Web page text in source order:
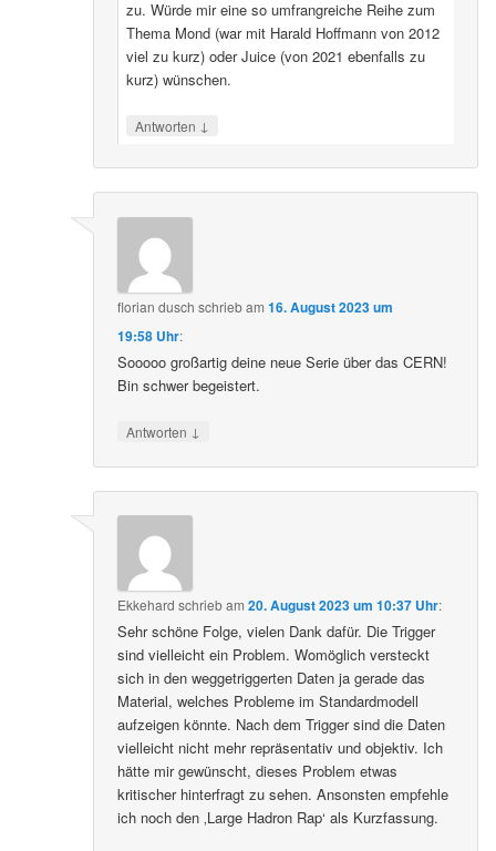
zu. Würde mir eine so umfrangreiche Reihe zum
Thema Mond (war mit Harald Hoffmann von 2012
viel zu kurz) oder Juice (von 2021 ebenfalls zu
kurz) wünschen.
Antworten ↓
florian dusch schriebam16. August 2023 um
19:58 Uhr:
Sooooo großartig deine neue Serie über das CERN!
Bin schwer begeistert.
Antworten ↓
Ekkehard schriebam20. August 2023 um 10:37 Uhr:
Sehr schöne Folge, vielen Dank dafür. Die Trigger
sind vielleicht ein Problem. Womöglich versteckt
sich in den weggetriggerten Daten ja gerade das
Material, welches Probleme im Standardmodell
aufzeigen könnte. Nach dem Trigger sind die Daten
vielleicht nicht mehr repräsentativ und objektiv. Ich
hätte mir gewünscht, dieses Problem etwas
kritischer hinterfragt zu sehen. Ansonsten empfehle
ich noch den ‚Large Hadron Rap‘ als Kurzfassung.